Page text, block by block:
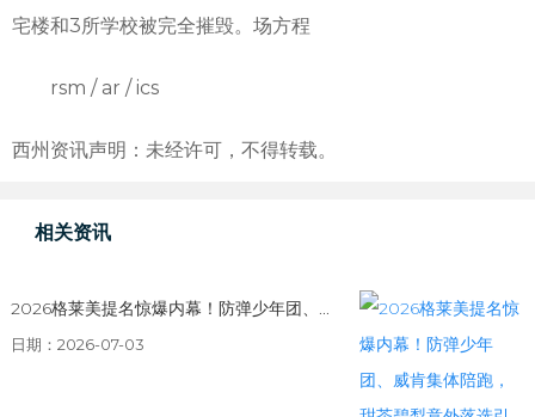
宅楼和3所学校被完全摧毁。场方程
rsm / ar / ics
西州资讯声明：未经许可，不得转载。
相关资讯
2026格莱美提名惊爆内幕！防弹少年团、...
日期：2026-07-03